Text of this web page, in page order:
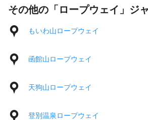
その他の「ロープウェイ」ジ
もいわ山ロープウェイ
函館山ロープウェイ
天狗山ロープウェイ
登別温泉ロープウェイ